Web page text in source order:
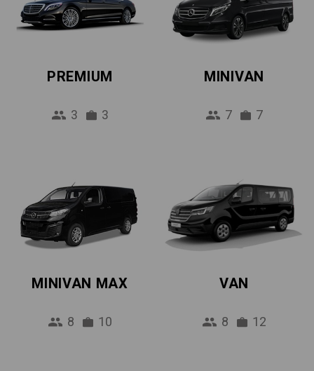
PREMIUM
3 3
MINIVAN
7 7
MINIVAN MAX
8 10
VAN
8 12